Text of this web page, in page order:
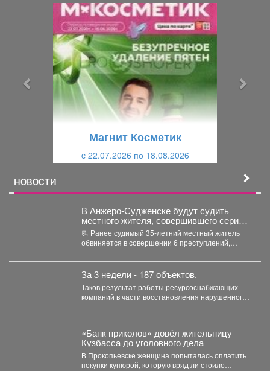
Магнит Косметик
c 22.07.2026 по 18.08.2026
НОВОСТИ
В Анжеро-Судженске будут судить
местного жителя, совершившего серию
краж из продуктовых магазинов
📃 Ранее судимый 35-летний местный житель
обвиняется в совершении 6 преступлений,
За 3 недели - 187 объектов.
Таков результат работы ресурсоснабжающих
компаний в части восстановления нарушенного
«Банк приколов» довёл жительницу
Кузбасса до уголовного дела
В Прокопьевске женщина попыталась оплатить
покупки купюрой, которую вряд ли стоило